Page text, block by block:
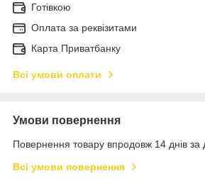
Готівкою
Оплата за реквізитами
Карта Приватбанку
Всі умови оплати
Умови повернення
Повернення товару впродовж 14 днів за
Всі умови повернення